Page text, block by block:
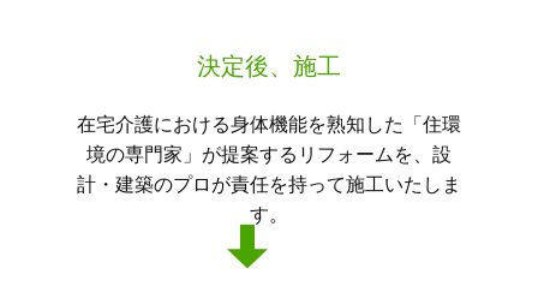
決定後、施工
在宅介護における身体機能を熟知した「住環
境の専門家」が提案するリフォームを、設
計・建築のプロが責任を持って施工いたしま
す。